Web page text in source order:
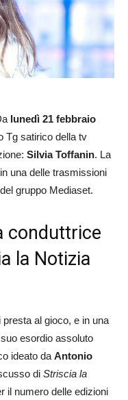
lunedì 21 febbraio
Tg satirico della tv
Silvia Toffanin. La
una delle trasmissioni
gruppo Mediaset.
conduttrice
la Notizia
presta al gioco, e in una
esordio assoluto
ideato da Antonio
di Striscia la
il numero delle edizioni